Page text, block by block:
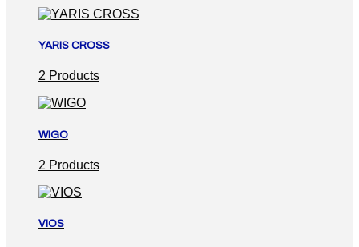
YARIS CROSS
2 Products
WIGO
2 Products
VIOS